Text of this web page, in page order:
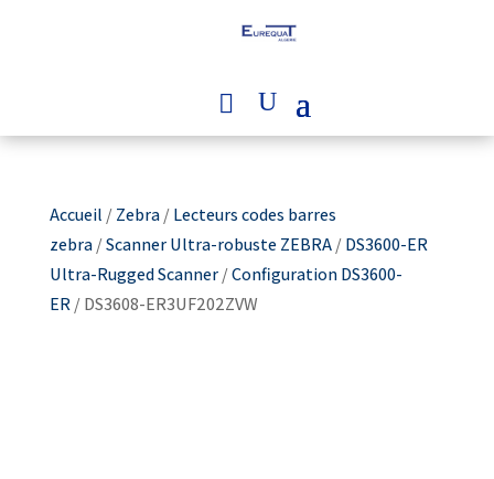
Accueil /Zebra/Lecteurs codes barres
zebra/Scanner Ultra-robuste ZEBRA/DS3600-ER
Ultra-Rugged Scanner/Configuration DS3600-
ER/ DS3608-ER3UF202ZVW